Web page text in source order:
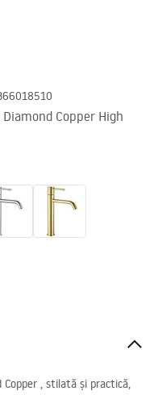
Copper High
, stilată și practică,